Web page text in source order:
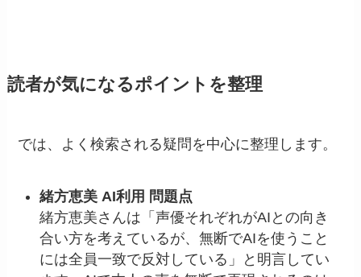
読者が気になるポイントを整理
では、よく検索される疑問を中心に整理します。
緒方恵美 AI利用 問題点
緒方恵美さんは「声優それぞれがAIとの向き
合い方を考えているが、無断でAIを使うこと
には全員一致で反対している」と明言してい